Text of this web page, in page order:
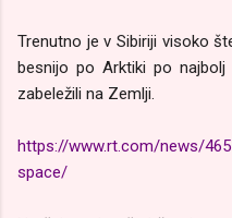
Trenutno je v Sibiriji visoko
besnijo po Arktiki po
zabeležili na Zemlji.
https://www.rt.com/news/
space/